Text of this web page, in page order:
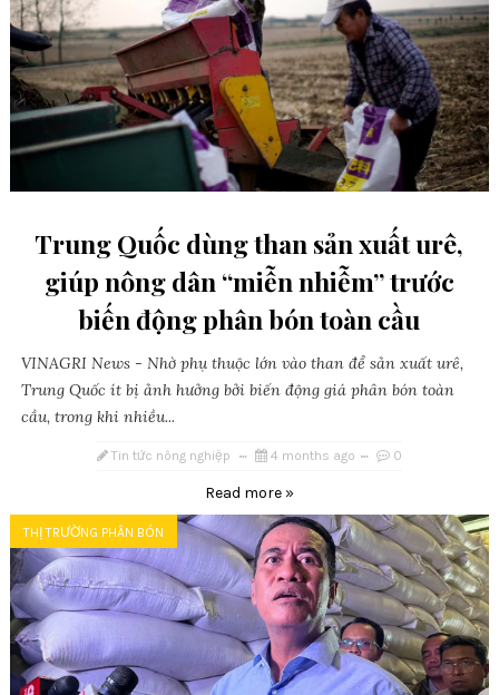
Trung Quốc dùng than sản xuất urê,
giúp nông dân “miễn nhiễm” trước
biến động phân bón toàn cầu
VINAGRI News - Nhờ phụ thuộc lớn vào than để sản xuất urê,
Trung Quốc ít bị ảnh hưởng bởi biến động giá phân bón toàn
cầu, trong khi nhiều...
Tin tức nông nghiệp 4 months ago 0
Read more »
THỊ TRƯỜNG PHÂN BÓN